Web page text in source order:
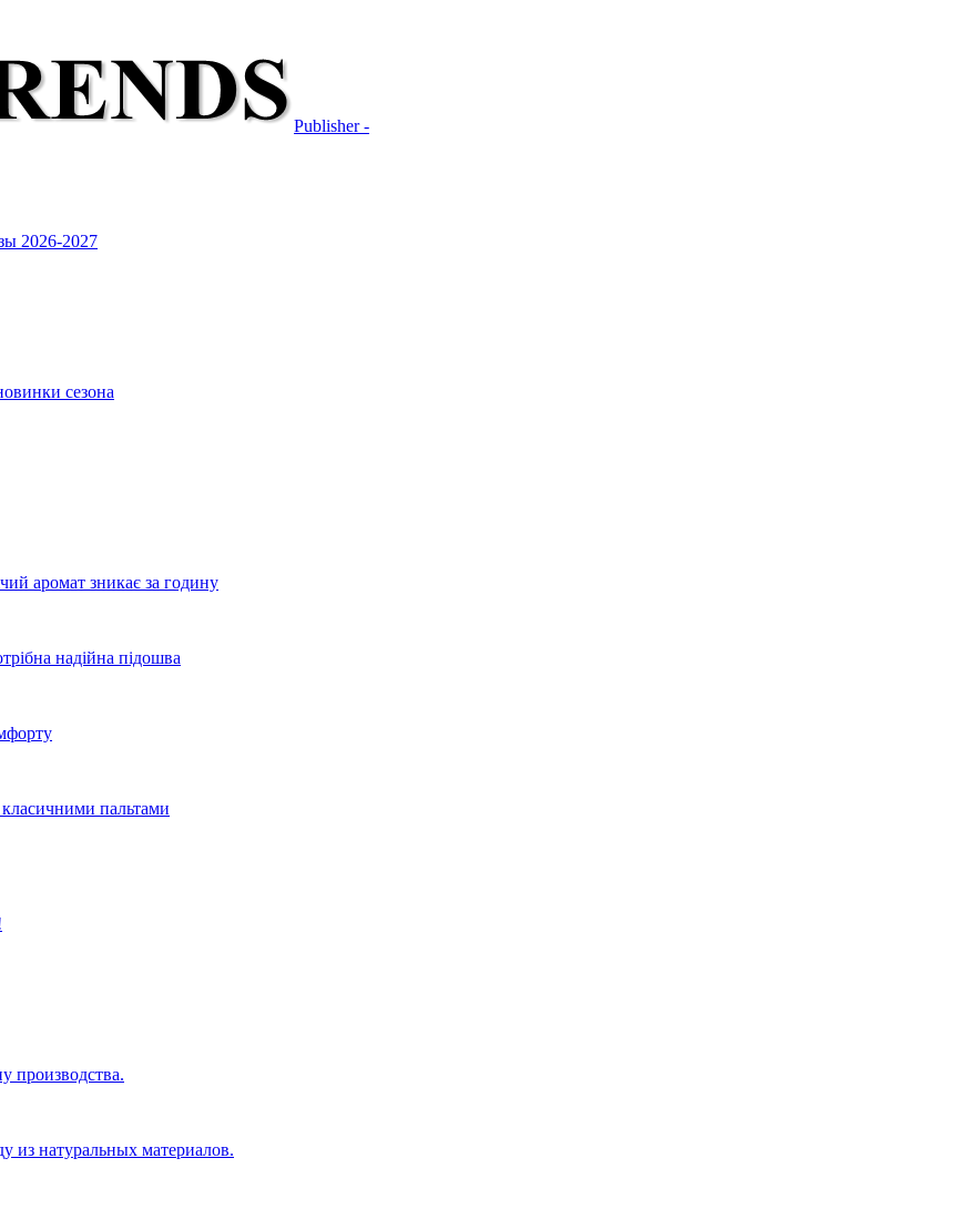
Publisher -
2026-2027
сезона
аромат зникає за годину
надійна підошва
пальтами
производства.
из натуральных материалов.